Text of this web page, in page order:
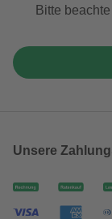
Bitte
Unsere